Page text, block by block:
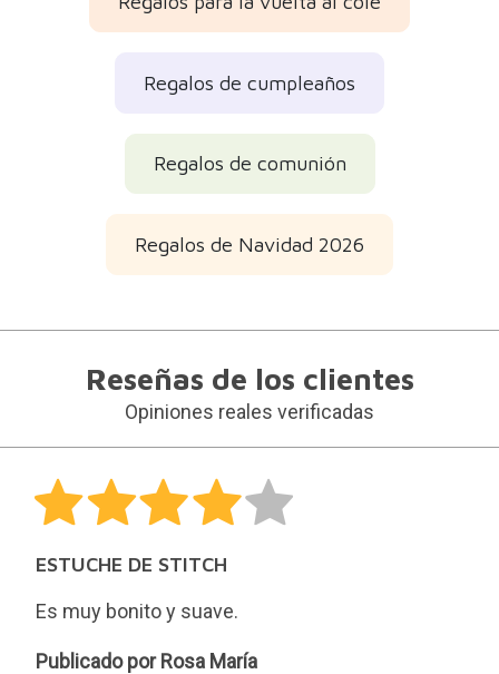
Regalos de cumpleaños
Regalos de comunión
Regalos de Navidad 2026
Reseñas de los clientes
Opiniones reales verificadas
ESTUCHE DE STITCH
Es muy bonito y suave.
Rosa
Publicado por Rosa María